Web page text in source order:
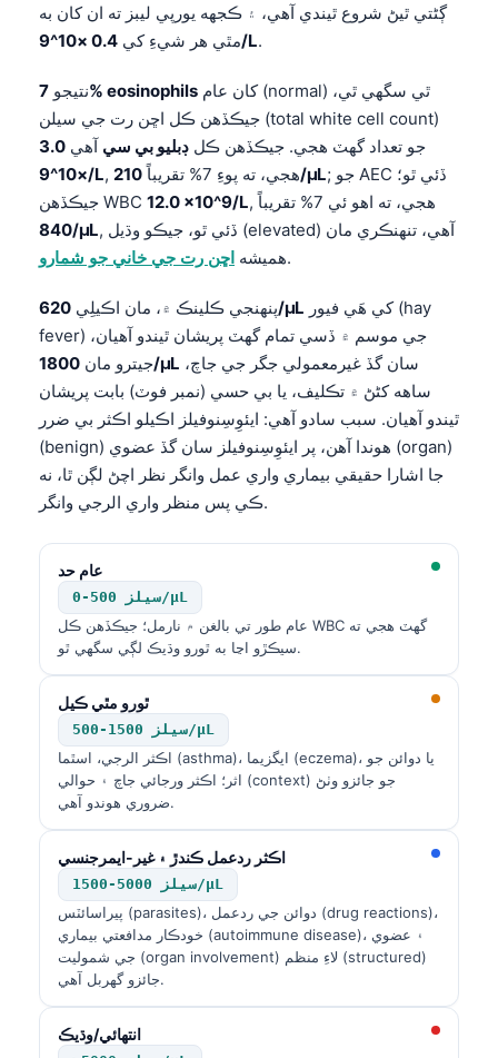
ڳڻتي ٿيڻ شروع ٿيندي آهي، ۽ ڪجهه يورپي ليبز ته ان کان به
مٿي هر شيءِ کي0.4 ×10^9/L.
نتيجو7% eosinophils
جيڪڏهن ڪل اڇن رت جي سيلن (total white cell count)
جو تعداد گهٽ هجي. جيڪڏهن ڪل ڊبليو بي سي آهي 3.0
×10^9/L
, هجي، ته پوءِ 7% تقريباً210/µL; جو AEC ڏئي ٿو؛
جيڪڏهن WBC 12.0 ×10^9/L
, هجي، ته اهو ئي 7% تقريباً
840/µL, ڏئي ٿو، جيڪو وڌيل (elevated) آهي، تنهنڪري مان
هميشه اڇن رت جي خاني جو شمارو .
پنهنجي ڪلينڪ ۾، مان اڪيلِي620/µL
fever) جي موسم ۾ ڏسي تمام گهٽ پريشان ٿيندو آهيان،
جيترو مان1800/µL
ساهه کڻڻ ۾ تڪليف، يا بي حسي (نمبر فوٽ) بابت پريشان
ٿيندو آهيان. سبب سادو آهي: ايئوِسِنوفيلز اڪيلو اڪثر بي ضرر
(benign) هوندا آهن، پر ايئوِسِنوفيلز سان گڏ عضوي (organ)
جا اشارا حقيقي بيماري واري عمل وانگر نظر اچڻ لڳن ٿا، نه
ڪي پس منظر واري الرجي وانگر.
عام حد
0-500 سيلز/µL
عام طور تي بالغن ۾ نارمل؛ جيڪڏهن ڪل WBC گهٽ هجي ته
سيڪڙو اڃا به ٿورو وڌيڪ لڳي سگهي ٿو.
ٿورو مٿي ڪيل
500-1500 سيلز/µL
اڪثر الرجي، اسٿما (asthma)، ايگزيما (eczema)، يا دوائن جو
اثر؛ اڪثر ورجائي جاچ ۽ حوالي (context) جو جائزو وٺڻ
ضروري هوندو آهي.
اڪثر ردعمل ڪندڙ ۽ غير-ايمرجنسي
1500-5000 سيلز/µL
پيراسائٽس (parasites)، دوائن جي ردعمل (drug reactions)،
خودڪار مدافعتي بيماري (autoimmune disease)، ۽ عضوي
جي شموليت (organ involvement) لاءِ منظم (structured)
جائزو گهربل آهي.
انتهائي/وڌيڪ